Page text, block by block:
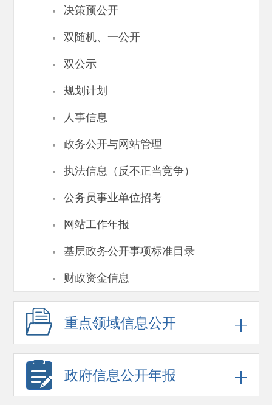
· 决策预公开
· 双随机、一公开
· 双公示
· 规划计划
· 人事信息
· 政务公开与网站管理
· 执法信息（反不正当竞争）
· 公务员事业单位招考
· 网站工作年报
· 基层政务公开事项标准目录
· 财政资金信息
重点领域信息公开
政府信息公开年报